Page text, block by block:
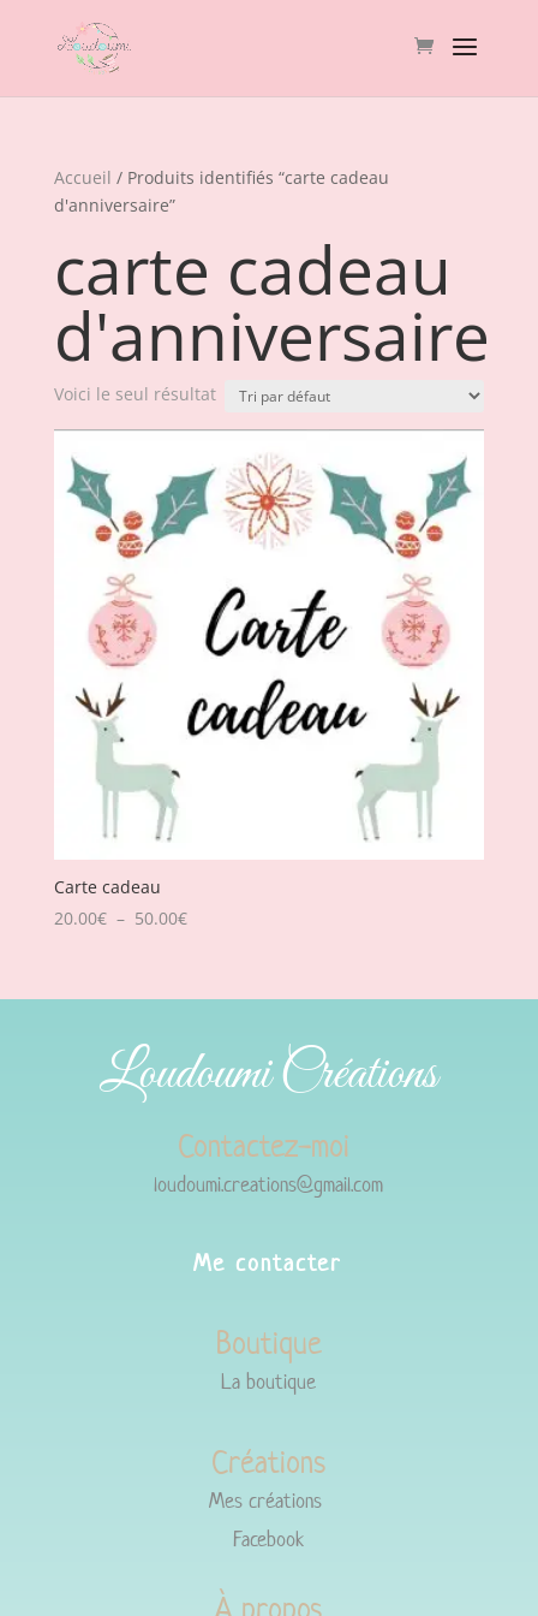
Accueil / Produits identifiés “carte cadeau
d'anniversaire”
carte cadeau
d'anniversaire
Voici le seul résultat
Carte cadeau
20.00€ – 50.00€Plage
20.00€
50.00€
Loudoumi Créations
Contactez-moi
loudoumi.creations@gmail.com
Me contacter
Boutique
La boutique
Créations
Mes créations
Facebook